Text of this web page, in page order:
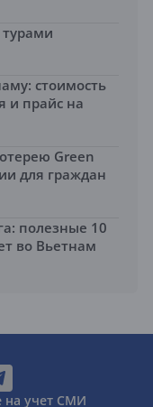
стоимость
и прайс на
Green
для граждан
полезные 10
во Вьетнам
на учет СМИ